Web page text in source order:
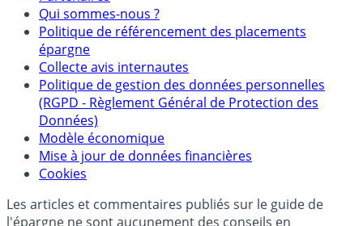
Mentions légales et Conditions d’utilisation
Partenaires
Qui sommes-nous ?
Politique de référencement des placements
épargne
Collecte avis internautes
Politique de gestion des données personnelles
(RGPD - Règlement Général de Protection des
Données)
Modèle économique
Cookies